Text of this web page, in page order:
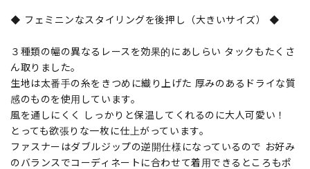
◆ フェミニンなスタイリングを後押し（大きいサイズ） ◆
３種類の幅の異なるレースを効果的にあしらい タックもたくさ
ん取りました。
生地は太番手の糸をきつめに織り上げた 厚みのあるドライな質
感のものを使用しています。
風を通しにくく しっかりと保温してくれるのに大人可愛い！
とっても欲張りな一枚に仕上がっています。
ファスナーはダブルジップの逆開仕様になっているので お好み
のバランスでコーディネートに合わせて着用できるところもポ